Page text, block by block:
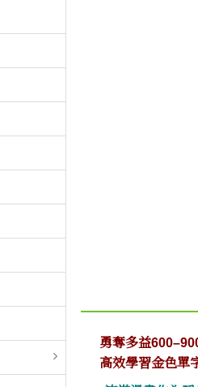
勇奪多益
高效學習金色單